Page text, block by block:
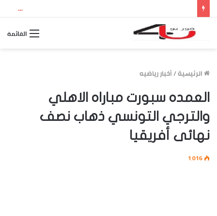
نتيجة الثانوية العامة 2026 بالاسم ورقم الجلوس.. استعلم الآن عن درجاتك والمجموع الكلي
القائمة
الرئيسية/أخبار رياضيه
العمده سبورت مباراه الاهلي
والترجي التونسي ذهاب نصف
نهائى أفريقيا
1٬016